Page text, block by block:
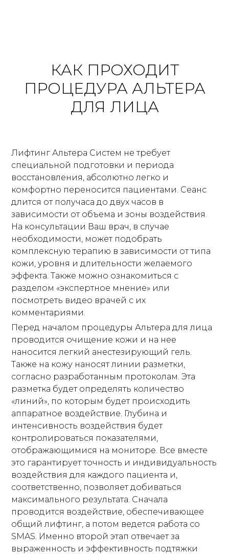
КАК ПРОХОДИТ
ПРОЦЕДУРА АЛЬТЕРА
ДЛЯ ЛИЦА
Лифтинг Альтера Систем не требует
специальной подготовки и периода
восстановления, абсолютно легко и
комфортно переносится пациентами. Сеанс
длится от получаса до двух часов в
зависимости от объема и зоны воздействия.
На консультации Ваш врач, в случае
необходимости, может подобрать
комплексную терапию в зависимости от типа
кожи, уровня и длительности желаемого
эффекта. Также можно ознакомиться с
разделом «экспертное мнение» или
посмотреть видео врачей с их
комментариями.
Перед началом процедуры Альтера для лица
проводится очищение кожи и на нее
наносится легкий анестезирующий гель.
Также на кожу наносят линии разметки,
согласно разработанным протоколам. Эта
разметка будет определять количество
«линий», по которым будет происходить
аппаратное воздействие. Глубина и
интенсивность воздействия будет
контролироваться показателями,
отображающимися на мониторе. Все вместе
это гарантирует точность и индивидуальность
воздействия для каждого пациента и,
соответственно, позволяет добиваться
максимального результата. Сначала
проводится воздействие, обеспечивающее
общий лифтинг, а потом ведется работа со
SMAS. Именно второй этап отвечает за
выраженность и эффективность подтяжки